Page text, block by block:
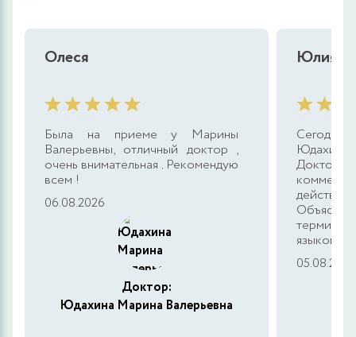
Олеся
Была на приеме у Марины
Валерьевны, отличный доктор ,
очень внимательная . Рекомендую
всем !
06.08.2026
Доктор:
Юдахина Марина Валерьевна
Юлия
Сегодня
языком....
05.08.2026